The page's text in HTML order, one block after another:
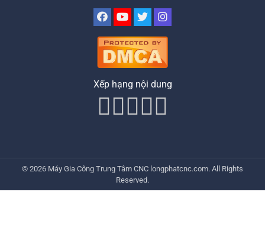
Xếp hạng nội dung
© 2026 Máy Gia Công Trung Tâm CNC longphatcnc.com. All Rights
Reserved.